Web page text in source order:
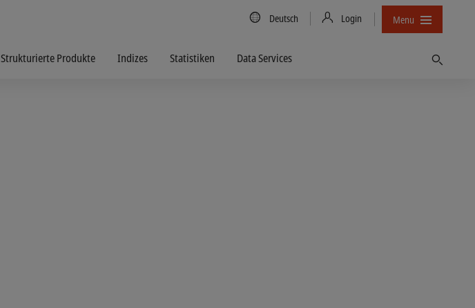
Country/Language
Deutsch Login Menu
Strukturierte Produkte Indizes Statistiken Data Services